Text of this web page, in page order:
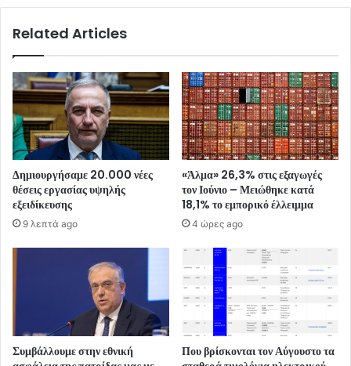
Related Articles
Δημιουργήσαμε 20.000 νέες
θέσεις εργασίας υψηλής
εξειδίκευσης
9 λεπτά ago
«Άλμα» 26,3% στις εξαγωγές
τον Ιούνιο – Μειώθηκε κατά
18,1% το εμπορικό έλλειμμα
4 ώρες ago
Συμβάλλουμε στην εθνική
Που βρίσκονται τον Αύγουστο τα